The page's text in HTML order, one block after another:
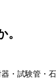
。
・試験管・